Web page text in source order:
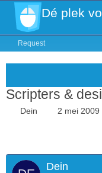
Dé plek
Request
Scripters &
Dein 2 mei
Dein